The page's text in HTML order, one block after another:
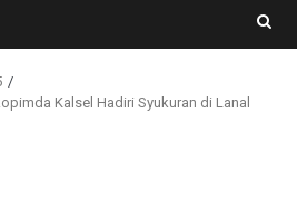
Kalsel Hadiri Syukuran di Lanal